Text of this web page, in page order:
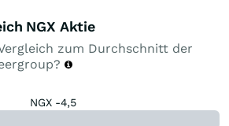
NGX Aktie
zum Durchschnitt der
NGX -4,5